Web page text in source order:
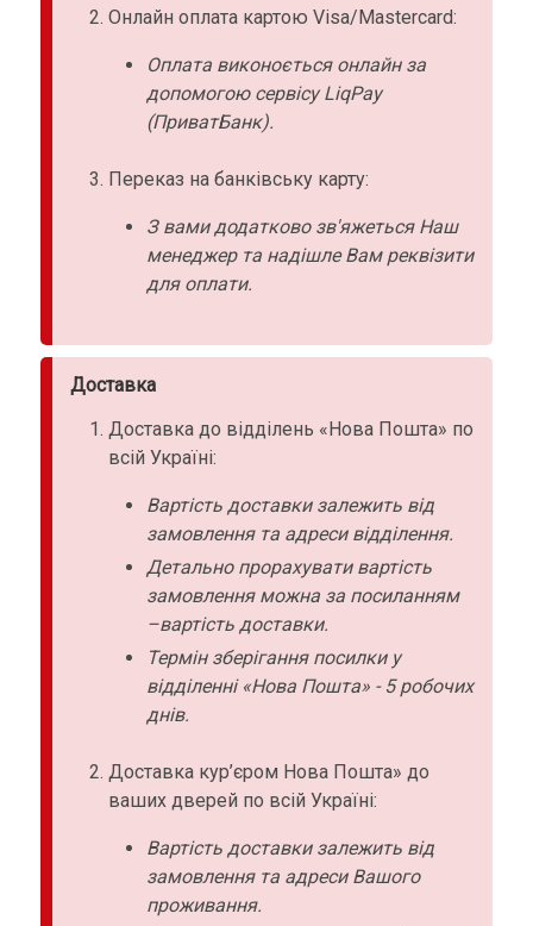
Онлайн оплата картою Visa/Mastercard:
Оплата виконоється онлайн за
допомогою сервісу LiqPay
(ПриватБанк).
Переказ на банківську карту:
З вами додатково зв'яжеться Наш
менеджер та надішле Вам реквізити
для оплати.
Доставка
Доставка до відділень «Нова Пошта» по
всій Україні:
Вартість доставки залежить від
замовлення та адреси відділення.
Детально прорахувати вартість
замовлення можна за посиланням
–вартість доставки.
Термін зберігання посилки у
відділенні «Нова Пошта» - 5 робочих
днів.
Доставка кур’єром Нова Пошта» до
ваших дверей по всій Україні:
Вартість доставки залежить від
замовлення та адреси Вашого
проживання.